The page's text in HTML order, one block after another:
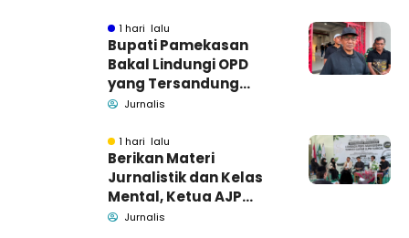
1 hari lalu
Bupati Pamekasan
Bakal Lindungi OPD
yang Tersandung
Dugaan Korupsi
Jurnalis
1 hari lalu
Berikan Materi
Jurnalistik dan Kelas
Mental, Ketua AJP
Bakar Semangat LPM
Jurnalis